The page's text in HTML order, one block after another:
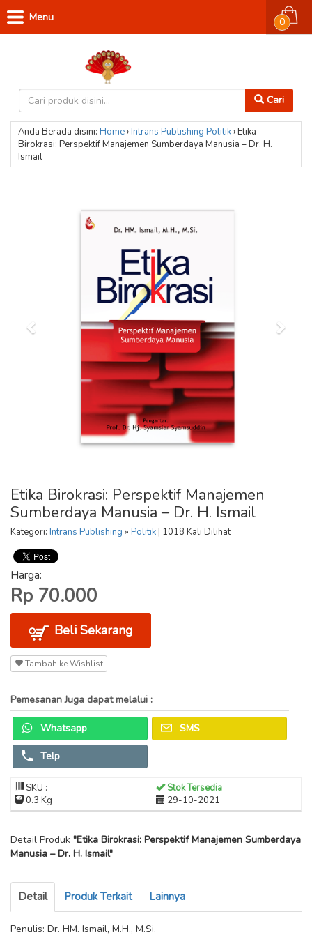
Cari
0
Menu
Anda Berada disini: Home›Intrans Publishing Politik›Etika
Birokrasi: Perspektif Manajemen Sumberdaya Manusia – Dr. H.
Ismail
Etika Birokrasi: Perspektif Manajemen
Sumberdaya Manusia – Dr. H. Ismail
Kategori: Intrans Publishing » Politik| 1018 Kali Dilihat
Harga:
Rp 70.000
Beli Sekarang
Tambah ke Wishlist
Pemesanan Juga dapat melalui :
Whatsapp SMS
Telp
SKU :
Stok Tersedia
0.3 Kg
29-10-2021
Detail Produk "Etika Birokrasi: Perspektif Manajemen Sumberdaya
Manusia – Dr. H. Ismail"
Detail Produk Terkait Lainnya
Penulis: Dr. HM. Ismail, M.H., M.Si.